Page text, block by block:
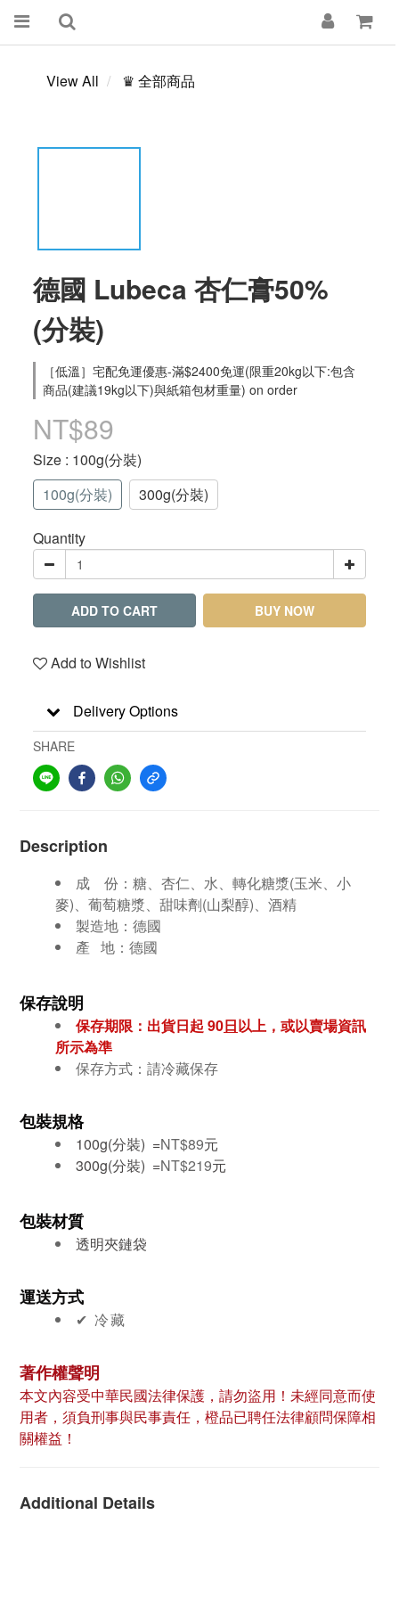
View All ♛ 全部商品
德國 Lubeca 杏仁膏50%
(分裝)
［低溫］宅配免運優惠-滿$2400免運(限重20kg以下:包含
商品(建議19kg以下)與紙箱包材重量) on order
NT$89
Size : 100g(分裝)
100g(分裝)
300g(分裝)
Quantity
ADD TO CART BUY NOW
Add to Wishlist
Delivery Options
SHARE
Description
成 份： 糖、杏仁、水、轉化糖漿(玉米、小
麥)、葡萄糖漿、甜味劑(山梨醇)、酒精
製造地：德國
產 地：德國
保存說明
保存期限：出貨日起 90日以上，或以賣場資訊
所示為準
保存方式：請冷藏保存
包裝規格
100g(分裝) =NT$89元
300g(分裝) =NT$219元
包裝材質
透明夾鏈袋
運送方式
✔︎ 冷藏
著作權聲明
本文內容受中華民國法律保護，請勿盜用！未經同意而使
用者，須負刑事與民事責任，橙品已聘任法律顧問保障相
關權益！
Additional Details